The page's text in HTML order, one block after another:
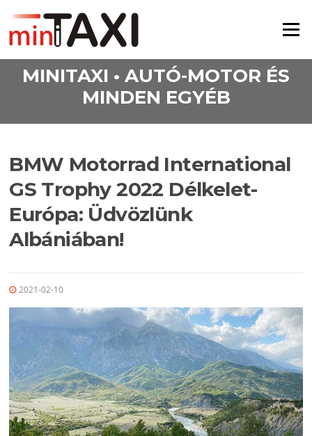
Menü
MINITAXI • AUTÓ-MOTOR ÉS
MINDEN EGYÉB
BMW Motorrad International
GS Trophy 2022 Délkelet-
Európa: Üdvözlünk
Albániában!
2021-02-10